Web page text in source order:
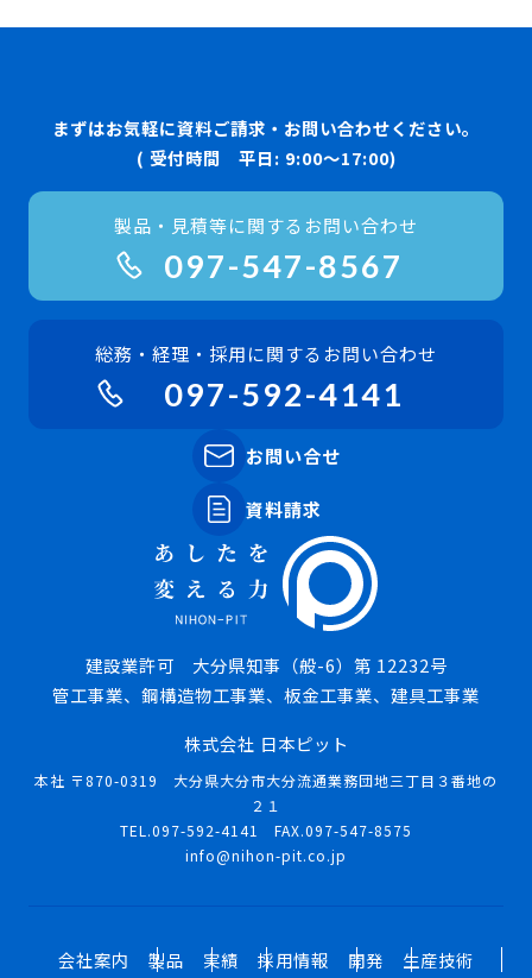
まずはお気軽に資料ご請求・お問い合わせください。
( 受付時間 平日: 9:00〜17:00)
製品・見積等に関するお問い合わせ
097-547-8567
総務・経理・採用に関するお問い合わせ
097-592-4141
お問い合せ
資料請求
建設業許可 大分県知事（般-6）第 12232号
管工事業、鋼構造物工事業、板金工事業、建具工事業
株式会社 日本ピット
本社 〒870-0319 大分県大分市大分流通業務団地三丁目３番地の
２１
TEL.097-592-4141 FAX.097-547-8575
info@nihon-pit.co.jp
会社案内 製品 実績 採用情報 開発 生産技術